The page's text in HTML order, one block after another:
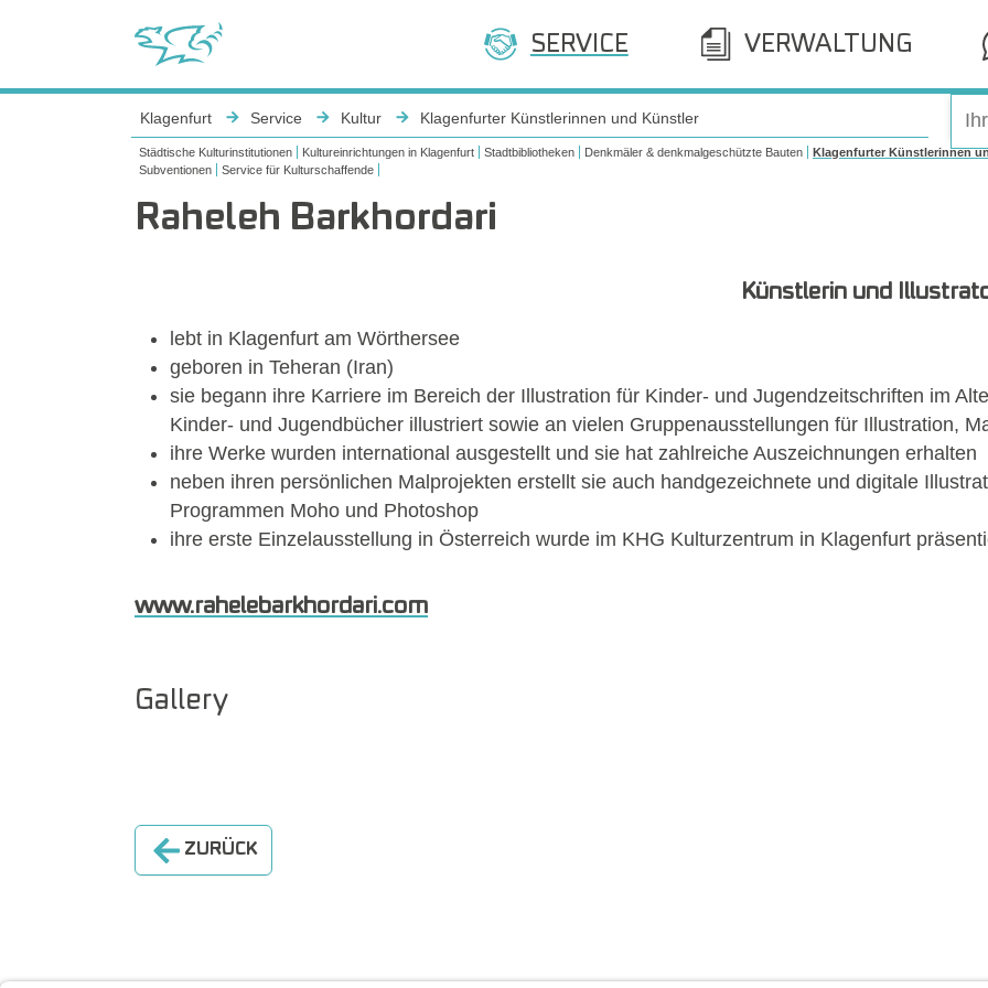
SERVICE VERWALTUNG
Klagenfurt Service Kultur Klagenfurter Künstlerinnen und Künstler
Städtische Kulturinstitutionen Kultureinrichtungen in Klagenfurt Stadtbibliotheken Denkmäler & denkmalgeschützte Bauten
Klagenfurter Künstlerinnen
Subventionen
Service für Kulturschaffende
Raheleh Barkhordari
Künstlerin und
lebt in Klagenfurt am Wörthersee
geboren in Teheran (Iran)
sie begann ihre Karriere im Bereich der Illustration für Kinder- und Jugendzeitschriften im
Kinder- und Jugendbücher illustriert sowie an vielen Gruppenausstellungen für Illustration,
ihre Werke wurden international ausgestellt und sie hat zahlreiche Auszeichnungen erhalten
neben ihren persönlichen Malprojekten erstellt sie auch handgezeichnete und digitale
Programmen Moho und Photoshop
ihre erste Einzelausstellung in Österreich wurde im KHG Kulturzentrum in Klagenfurt
www.rahelebarkhordari.com
Gallery
ZURÜCK